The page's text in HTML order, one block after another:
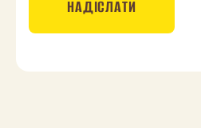
НАДІСЛАТИ